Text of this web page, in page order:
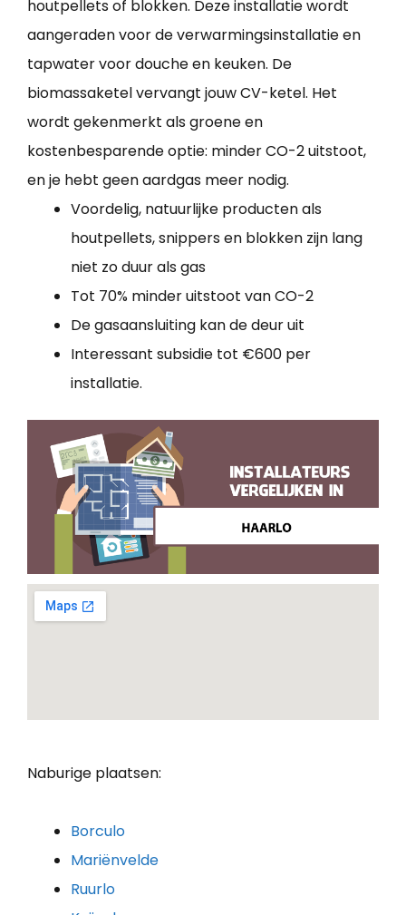
houtpellets of blokken. Deze installatie wordt
aangeraden voor de verwarmingsinstallatie en
tapwater voor douche en keuken. De
biomassaketel vervangt jouw CV-ketel. Het
wordt gekenmerkt als groene en
kostenbesparende optie: minder CO-2 uitstoot,
en je hebt geen aardgas meer nodig.
Voordelig, natuurlijke producten als
houtpellets, snippers en blokken zijn lang
niet zo duur als gas
Tot 70% minder uitstoot van CO-2
De gasaansluiting kan de deur uit
Interessant subsidie tot €600 per
installatie.
Naburige plaatsen:
Borculo
Mariënvelde
Ruurlo